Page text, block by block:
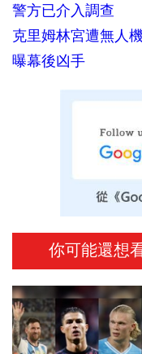
警方已介入調查
克里姆林宮遭無人
曝幕後凶手
你可能還想